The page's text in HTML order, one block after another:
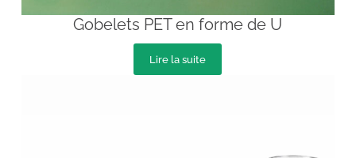
Gobelets PET en forme de U
Lire la suite